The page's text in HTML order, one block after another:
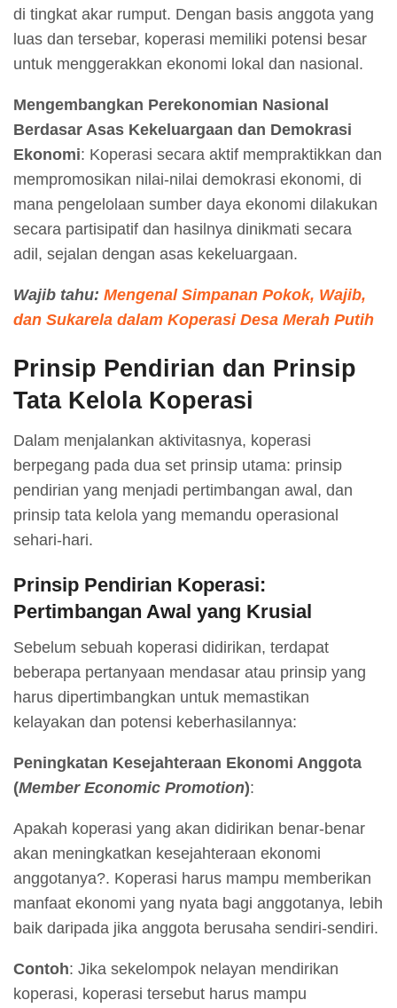
di tingkat akar rumput. Dengan basis anggota yang
luas dan tersebar, koperasi memiliki potensi besar
untuk menggerakkan ekonomi lokal dan nasional.
Mengembangkan Perekonomian Nasional
Berdasar Asas Kekeluargaan dan Demokrasi
Ekonomi: Koperasi secara aktif mempraktikkan dan
mempromosikan nilai-nilai demokrasi ekonomi, di
mana pengelolaan sumber daya ekonomi dilakukan
secara partisipatif dan hasilnya dinikmati secara
adil, sejalan dengan asas kekeluargaan.
Wajib tahu: Mengenal Simpanan Pokok, Wajib,
dan Sukarela dalam Koperasi Desa Merah Putih
Prinsip Pendirian dan Prinsip
Tata Kelola Koperasi
Dalam menjalankan aktivitasnya, koperasi
berpegang pada dua set prinsip utama: prinsip
pendirian yang menjadi pertimbangan awal, dan
prinsip tata kelola yang memandu operasional
sehari-hari.
Prinsip Pendirian Koperasi:
Pertimbangan Awal yang Krusial
Sebelum sebuah koperasi didirikan, terdapat
beberapa pertanyaan mendasar atau prinsip yang
harus dipertimbangkan untuk memastikan
kelayakan dan potensi keberhasilannya:
Peningkatan Kesejahteraan Ekonomi Anggota
(Member Economic Promotion):
Apakah koperasi yang akan didirikan benar-benar
akan meningkatkan kesejahteraan ekonomi
anggotanya?. Koperasi harus mampu memberikan
manfaat ekonomi yang nyata bagi anggotanya, lebih
baik daripada jika anggota berusaha sendiri-sendiri.
Contoh: Jika sekelompok nelayan mendirikan
koperasi, koperasi tersebut harus mampu